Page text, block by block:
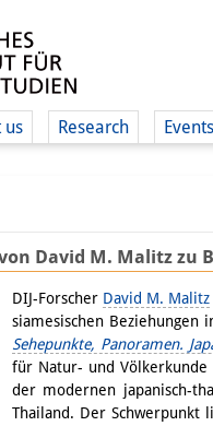
us Research Events
David M. Malitz zu
DIJ-Forscher David M. Malitz
siamesischen Beziehungen
Sehepunkte, Panoramen.
für Natur- und Völkerkunde
der modernen japanisch-
Thailand. Der